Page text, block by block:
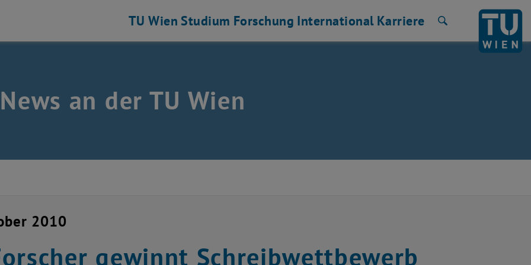
TU Wien Studium Forschung International Karriere
an der TU Wien
2010
gewinnt Schreibwettbewerb